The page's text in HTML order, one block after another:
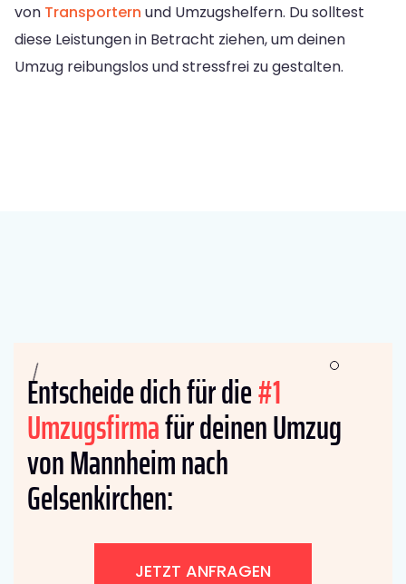
von Transportern und Umzugshelfern. Du solltest
diese Leistungen in Betracht ziehen, um deinen
Umzug reibungslos und stressfrei zu gestalten.
Entscheide dich für die#1
Umzugsfirmafür deinen Umzug
von Mannheim nach
Gelsenkirchen:
JETZT ANFRAGEN